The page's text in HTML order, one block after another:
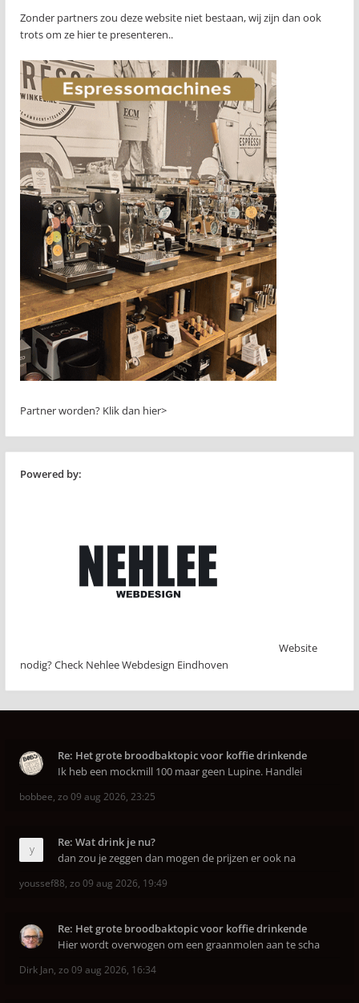
Zonder partners zou deze website niet bestaan, wij zijn dan ook
trots om ze hier te presenteren..
Partner worden? Klik dan hier>
Powered by:
Website
nodig? Check Nehlee Webdesign Eindhoven
Re: Het grote broodbaktopic voor koffie drinkende
Ik heb een mockmill 100 maar geen Lupine. Handlei
bobbee, zo 09 aug 2026, 23:25
Re: Wat drink je nu?
dan zou je zeggen dan mogen de prijzen er ook na
youssef88, zo 09 aug 2026, 19:49
Re: Het grote broodbaktopic voor koffie drinkende
Hier wordt overwogen om een graanmolen aan te scha
Dirk Jan, zo 09 aug 2026, 16:34